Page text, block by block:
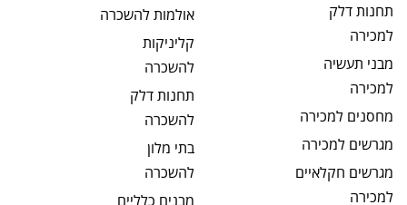
תחנות דלק
למכירה
מבני תעשיה
למכירה
מחסנים למכירה
מגרשים למכירה
מגרשים חקלאיים
למכירה
אולמותלהשכרה
קליניקות
להשכרה
תחנות דלק
להשכרה
בתי מלון
להשכרה
מבנים כלליים